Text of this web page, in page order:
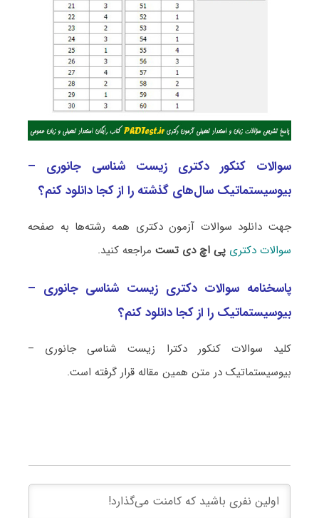
سوالات کنکور دکتری زیست شناسی جانوری –
بیوسیستماتیک سال‌های گذشته را از کجا دانلود کنم؟
جهت دانلود سوالات آزمون دکتری همه رشته‌ها به صفحه
سوالات دکتری پی اچ دی تستمراجعه کنید.
پاسخنامه سوالات دکتری زیست شناسی جانوری –
بیوسیستماتیک را از کجا دانلود کنم؟
کلید سوالات کنکور دکترا زیست شناسی جانوری –
بیوسیستماتیک در متن همین مقاله قرار گرفته است.